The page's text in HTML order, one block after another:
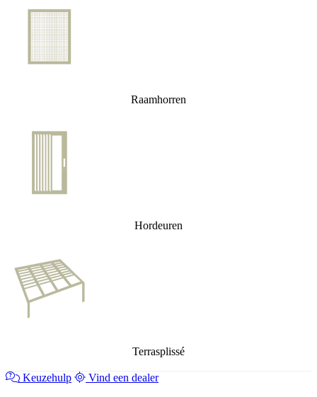
Raamhorren
Hordeuren
Terrasplissé
Keuzehulp Vind een dealer